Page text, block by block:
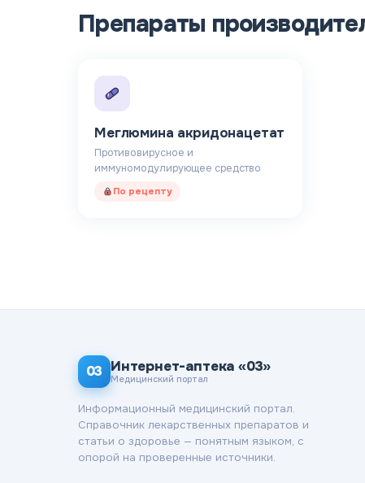
Препараты
Меглюмина акридонацетат
Противовирусное и
иммуномодулирующее средство
По рецепту
03 Интернет-аптека «03»
Медицинский портал
Информационный медицинский портал.
Справочник лекарственных препаратов и
статьи о здоровье — понятным языком, с
опорой на проверенные источники.